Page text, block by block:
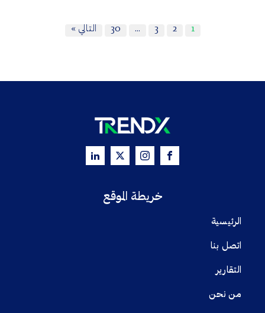
1
2
3
…
30 التالي »
خريطة الموقع
الرئيسية
اتصل بنا
التقارير
من نحن